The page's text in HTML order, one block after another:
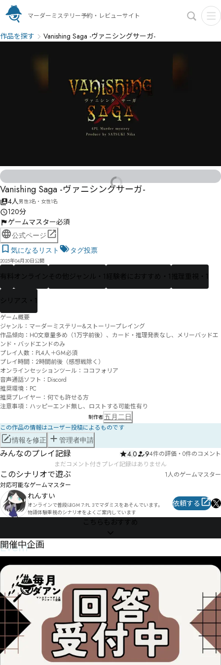
マーダーミステリー予約・レビューサイト
作品を探す Vanishing Saga -ヴァニシングサーガ-
Vanishing Saga -ヴァニシングサーガ-
4人男性3名・女性1名
120分
ゲームマスター必須
公式ページ
気になるリスト
タグ投票
2025年04月30日公開
有料 オンライン その他ジャンル・1経験者におすすめ・1 推理重視・1
シリアス・1
ゲーム概要
ジャンル：マーダーミステリー&ストーリープレイング
作品傾向：HO文章量多め（1万字前後）、カード・推理発表なし、メリーバッドエ
ンド・バッドエンドのみ
プレイ人数：PL4人＋GM必須
プレイ時間：2時間前後（感想戦除く）
オンラインセッションツール：ココフォリア
音声通話ソフト：Discord
推奨環境：PC
推奨プレイヤー：何でも許せる方
注意事項：ハッピーエンド無し、ロストする可能性有り
制作者 五月二日
この作品の情報はユーザー投稿によるものです
情報を修正 管理者申請
みんなのプレイ記録 4.0 94件の評価 ・ 0件のコメント
まだコメント付きプレイ記録はありません
このシナリオで遊ぶ
1人のゲームマスター
対応可能なゲームマスター
れんすい
オンラインで普段はGM 7:PL 3でマダミスをあそんでいます。
物語体験重視のシナリオをよくご案内しています
依頼する
こちらもおすすめ
Event
開催中企画